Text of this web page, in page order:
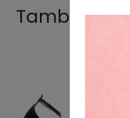
También